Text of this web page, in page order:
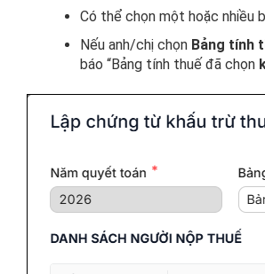
Có thể chọn một hoặc nhiều
Nếu anh/chị chọn Bảng tính
báo “Bảng tính thuế đã chọn